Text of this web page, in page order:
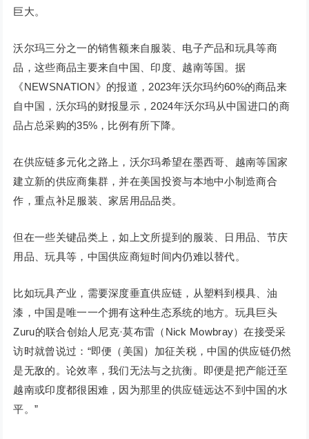
巨大。
沃尔玛三分之一的销售额来自服装、电子产品和玩具等商
品，这些商品主要来自中国、印度、越南等国。据
《NEWSNATION》的报道，2023年沃尔玛约60%的商品来
自中国，沃尔玛的财报显示，2024年沃尔玛从中国进口的商
品占总采购的35%，比例有所下降。
在供应链多元化之路上，沃尔玛希望在墨西哥、越南等国家
建立新的供应商集群，并在美国投资与本地中小制造商合
作，重点补足服装、家居用品品类。
但在一些关键品类上，如上文所提到的服装、日用品、节庆
用品、玩具等，中国供应商短时间内仍难以替代。
比如玩具产业，需要深度垂直供应链，从塑料到模具、油
漆，中国是唯一一个拥有这种生态系统的地方。玩具巨头
Zuru的联合创始人尼克·莫布雷（Nick Mowbray）在接受采
访时就曾说过：“即便（美国）加征关税，中国的供应链仍然
是无敌的。论效率，我们无法与之抗衡。即便是把产能迁至
越南或印度都很困难，因为那里的供应链远达不到中国的水
平。”